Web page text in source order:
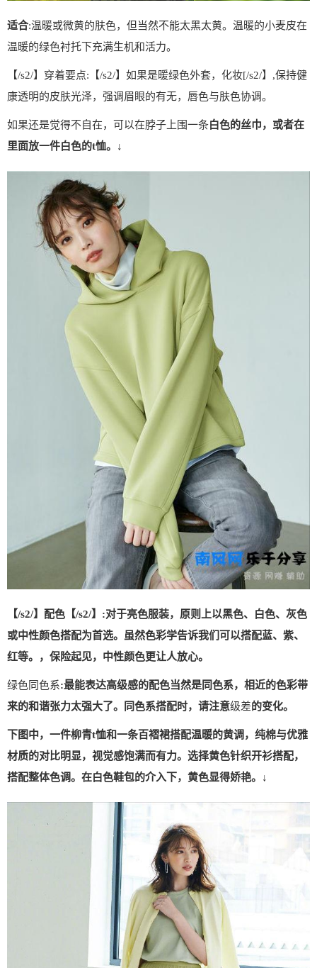
适合:温暖或微黄的肤色，但当然不能太黑太黄。温暖的小麦皮在
温暖的绿色衬托下充满生机和活力。
【/s2/】穿着要点:【/s2/】如果是暖绿色外套，化妆[/s2/】,保持健
康透明的皮肤光泽，强调眉眼的有无，唇色与肤色协调。
如果还是觉得不自在，可以在脖子上围一条白色的丝巾，或者在
里面放一件白色的t恤。↓
【/s2/】配色【/s2/】:对于亮色服装，原则上以黑色、白色、灰色
或中性颜色搭配为首选。虽然色彩学告诉我们可以搭配蓝、紫、
红等。，保险起见，中性颜色更让人放心。
绿色同色系:最能表达高级感的配色当然是同色系，相近的色彩带
来的和谐张力太强大了。同色系搭配时，请注意级差的变化。
下图中，一件柳青t恤和一条百褶裙搭配温暖的黄调，纯棉与优雅
材质的对比明显，视觉感饱满而有力。选择黄色针织开衫搭配，
搭配整体色调。在白色鞋包的介入下，黄色显得娇艳。↓